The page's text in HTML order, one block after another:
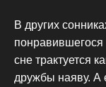
В других
понравившегося
сне трактуется
дружбы наяву. А